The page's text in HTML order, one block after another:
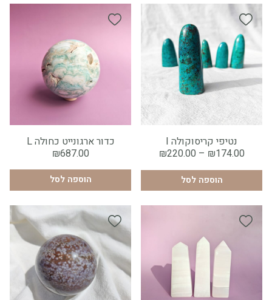
נטיפי קריסוקולה I
₪174.00
–
₪220.00
עד
גודל: ×
2
5
הוספה לסל
הוספה לסל
כדור ארגונייט כחולה L
₪687.00
הוספה לסל